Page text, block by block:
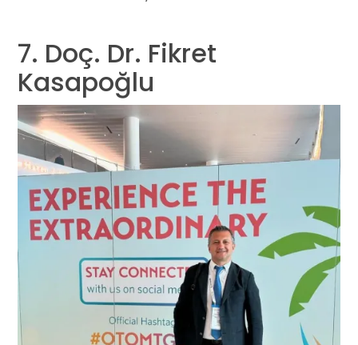
7. Doç. Dr. Fikret
Kasapoğlu